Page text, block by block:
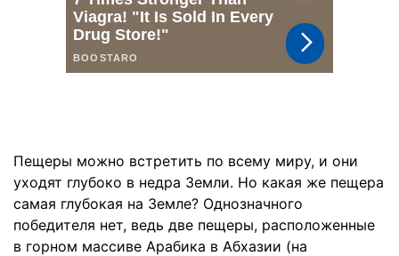
Пещеры можно встретить по всему миру, и они
уходят глубоко в недра Земли. Но какая же пещера
самая глубокая на Земле? Однозначного
победителя нет, ведь две пещеры, расположенные
в горном массиве Арабика в Абхазии (на